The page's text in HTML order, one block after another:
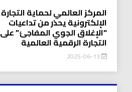
المركز العالمي لحماية التجارة
الإلكترونية يحذر من تداعيات
“الإغلاق الجوي المفاجئ” على
التجارة الرقمية العالمية
2025-06-13